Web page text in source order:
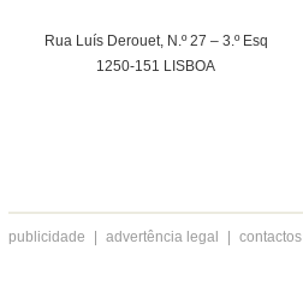
Rua Luís Derouet, N.º 27 – 3.º Esq
1250-151 LISBOA
publicidade advertência legal contactos